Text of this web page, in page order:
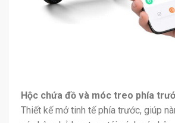
Hộc chứa đồ và móc treo phía
Thiết kế mở tinh tế phía trước, giúp